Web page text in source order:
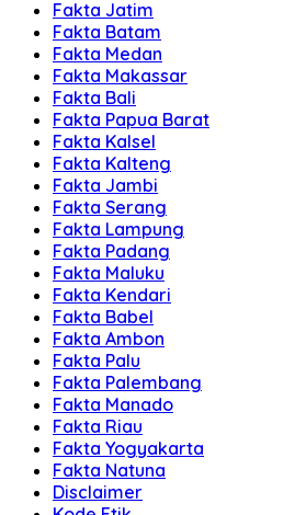
Fakta Jatim
Fakta Batam
Fakta Medan
Fakta Makassar
Fakta Bali
Fakta Papua Barat
Fakta Kalsel
Fakta Kalteng
Fakta Jambi
Fakta Serang
Fakta Lampung
Fakta Padang
Fakta Maluku
Fakta Kendari
Fakta Babel
Fakta Ambon
Fakta Palu
Fakta Palembang
Fakta Manado
Fakta Riau
Fakta Yogyakarta
Fakta Natuna
Disclaimer